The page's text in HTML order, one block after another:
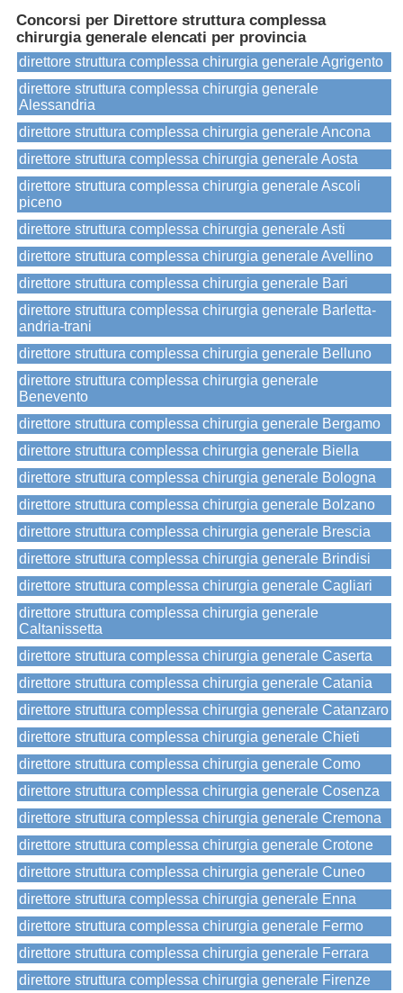
Concorsi per Direttore struttura complessa
chirurgia generale elencati per provincia
direttore struttura complessa chirurgia generale Agrigento
direttore struttura complessa chirurgia generale
Alessandria
direttore struttura complessa chirurgia generale Ancona
direttore struttura complessa chirurgia generale Aosta
direttore struttura complessa chirurgia generale Ascoli
piceno
direttore struttura complessa chirurgia generale Asti
direttore struttura complessa chirurgia generale Avellino
direttore struttura complessa chirurgia generale Bari
direttore struttura complessa chirurgia generale Barletta-
andria-trani
direttore struttura complessa chirurgia generale Belluno
direttore struttura complessa chirurgia generale
Benevento
direttore struttura complessa chirurgia generale Bergamo
direttore struttura complessa chirurgia generale Biella
direttore struttura complessa chirurgia generale Bologna
direttore struttura complessa chirurgia generale Bolzano
direttore struttura complessa chirurgia generale Brescia
direttore struttura complessa chirurgia generale Brindisi
direttore struttura complessa chirurgia generale Cagliari
direttore struttura complessa chirurgia generale
Caltanissetta
direttore struttura complessa chirurgia generale Caserta
direttore struttura complessa chirurgia generale Catania
direttore struttura complessa chirurgia generale Catanzaro
direttore struttura complessa chirurgia generale Chieti
direttore struttura complessa chirurgia generale Como
direttore struttura complessa chirurgia generale Cosenza
direttore struttura complessa chirurgia generale Cremona
direttore struttura complessa chirurgia generale Crotone
direttore struttura complessa chirurgia generale Cuneo
direttore struttura complessa chirurgia generale Enna
direttore struttura complessa chirurgia generale Fermo
direttore struttura complessa chirurgia generale Ferrara
direttore struttura complessa chirurgia generale Firenze